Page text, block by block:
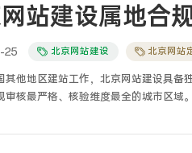
站建设属地合
25 北京网站建设 北京网站
其他地区建站工作，北京网站建设具备
审核最严格、核验维度最全的城市区域
域网站搭建、备案核验、属地安全加固